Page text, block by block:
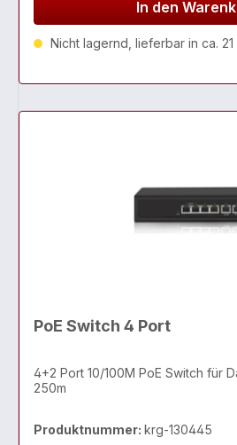
In den
Nicht lagernd, lieferbar in ca. 21
PoE Switch 4 Port
4+2 Port 10/100M PoE Switch für
250m
Produktnummer: krg-130445